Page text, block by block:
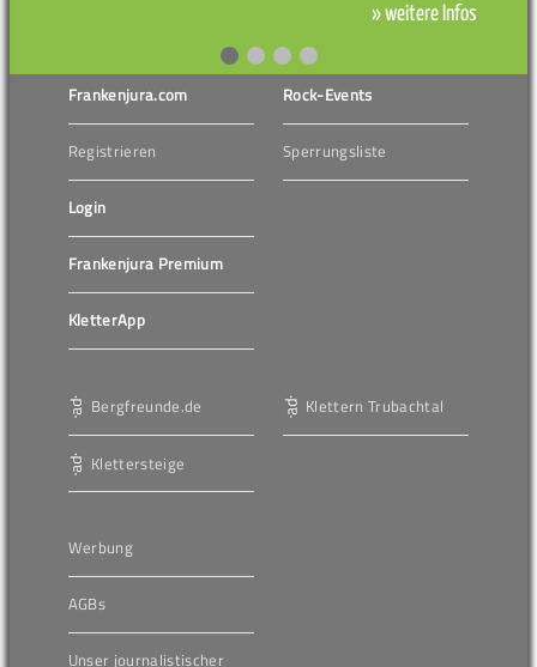
» weitere Infos
Frankenjura.com
Registrieren
Login
Frankenjura Premium
KletterApp
Rock-Events
Sperrungsliste
Bergfreunde.de
Klettersteige
Klettern Trubachtal
Werbung
AGBs
Unser journalistischer